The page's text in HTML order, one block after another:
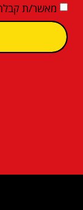
מאשר/ת קבלת